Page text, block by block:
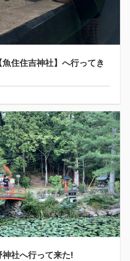
住住吉神社】へ行ってき
社へ行って来た!